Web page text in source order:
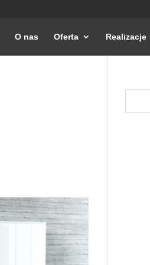
O nas Oferta Realizacje
Szukaj: